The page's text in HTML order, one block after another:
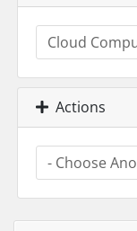
Actions